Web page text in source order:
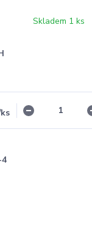
Skladem 1 ks
ks